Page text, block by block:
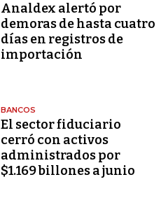
Analdex alertó por
demoras de hasta cuatro
días en registros de
importación
BANCOS
El sector fiduciario
cerró con activos
administrados por
$1.169 billones a junio